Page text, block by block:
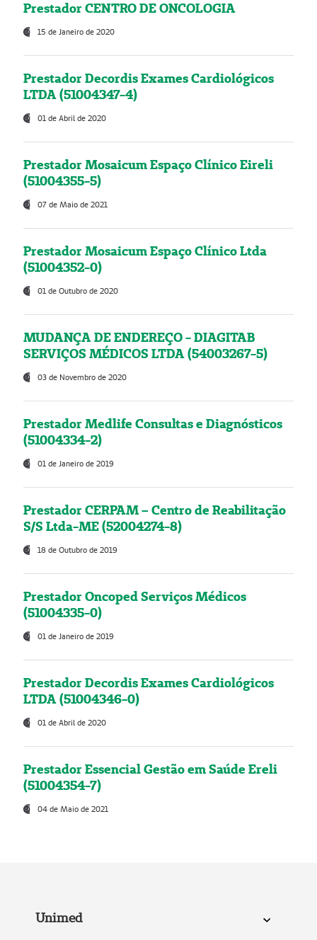
Prestador CENTRO DE ONCOLOGIA
15 de Janeiro de 2020
Prestador Decordis Exames Cardiológicos
LTDA (51004347-4)
01 de Abril de 2020
Prestador Mosaicum Espaço Clínico Eireli
(51004355-5)
07 de Maio de 2021
Prestador Mosaicum Espaço Clínico Ltda
(51004352-0)
01 de Outubro de 2020
MUDANÇA DE ENDEREÇO - DIAGITAB
SERVIÇOS MÉDICOS LTDA (54003267-5)
03 de Novembro de 2020
Prestador Medlife Consultas e Diagnósticos
(51004334-2)
01 de Janeiro de 2019
Prestador CERPAM – Centro de Reabilitação
S/S Ltda-ME (52004274-8)
18 de Outubro de 2019
Prestador Oncoped Serviços Médicos
(51004335-0)
01 de Janeiro de 2019
Prestador Decordis Exames Cardiológicos
LTDA (51004346-0)
01 de Abril de 2020
Prestador Essencial Gestão em Saúde Ereli
(51004354-7)
04 de Maio de 2021
Unimed